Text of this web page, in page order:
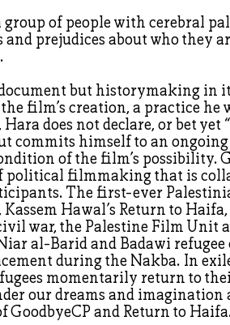
of people with cerebral
prejudices about who they
but historymaking in
film’s creation, a practice he
does not declare, or bet yet
commits himself to an
of the film’s possibility.
political filmmaking that is
The first-ever
Hawal’s Return to
war, the Palestine Film Unit
al-Barid and Badawi refugee
during the Nakba. In
momentarily return to
our dreams and imagination
and Return to